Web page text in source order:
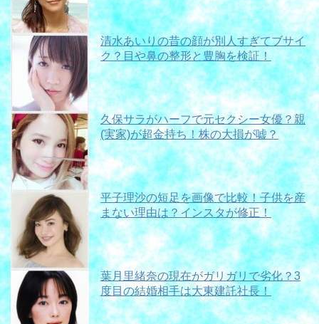
清水あいりの昔の顔が別人すぎてブサイ
ク？目や鼻の整形と豊胸を検証！
久保サラがハーフで元セクシー女優？親
(実家)が超金持ち！株の大損が嘘？
平子理沙の短足を画像で比較！子供を産
まない理由は？インスタが修正！
葉月里緒奈の現在がガリガリで劣化？3
度目の結婚相手は大東建託社長！